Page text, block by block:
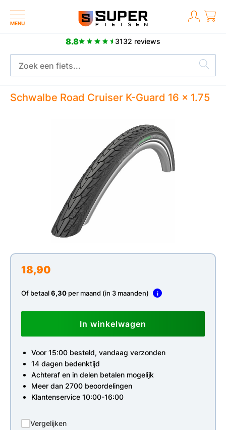
MENU
8.8 3132 reviews
Meer dan 2500 positieve reviews
Schwalbe Road Cruiser K-Guard 16 x 1.75
18,90
Of betaal6,30 per maand (in 3 maanden) i
In winkelwagen
Voor 15:00 besteld, vandaag verzonden
14 dagen bedenktijd
Achteraf en in delen betalen mogelijk
Meer dan 2700 beoordelingen
Klantenservice 10:00-16:00
Vergelijken